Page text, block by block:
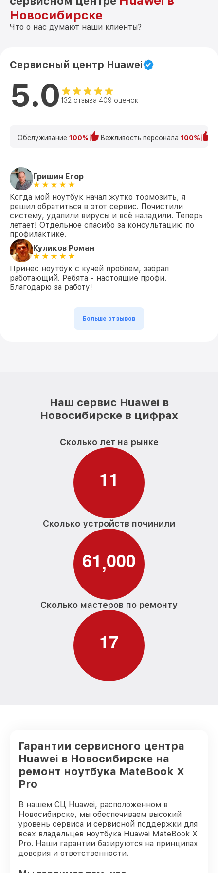
Замена термопасты MateBook X Pro
Huawei
Замена экрана MateBook X Pro Huawei
Pro Huawei
Восстановление данных MateBook X Pro
Замена SSD MateBook X Pro Huawei
Замена клавиатуры MateBook X Pro
Huawei
Замена шим-контроллера MateBook X
Pro Huawei
от 3900₽
Новосибирске
Что о нас думают наши клиенты?
Сервисный центр Huawei
5.0 132 отзыва 409 оценок
Обслуживание 100% Вежливость персонала 100%
Гришин Егор
Когда мой ноутбук начал жутко тормозить, я
решил обратиться в этот сервис. Почистили
систему, удалили вирусы и всё наладили. Теперь
летает! Отдельное спасибо за консультацию по
профилактике.
Куликов Роман
Принес ноутбук с кучей проблем, забрал
работающий. Ребята - настоящие профи.
Благодарю за работу!
Больше отзывов
Наш сервис Huawei в
Новосибирске в цифрах
Сколько лет на рынке
11
Сколько устройств починили
61,000
Сколько мастеров по ремонту
17
Гарантии сервисного центра
Huawei в Новосибирске на
ремонт ноутбука MateBook X
Pro
В нашем СЦ Huawei, расположенном в
Новосибирске, мы обеспечиваем высокий
уровень сервиса и сервисной поддержки для
всех владельцев ноутбука Huawei MateBook X
Pro. Наши гарантии базируются на принципах
доверия и ответственности.